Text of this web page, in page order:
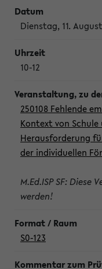
Dienstag, 11.
10-12
250108 Fehlende
Kontext von
Herausforderung
der individuellen
M.Ed.ISP SF:
werden!
S0-123